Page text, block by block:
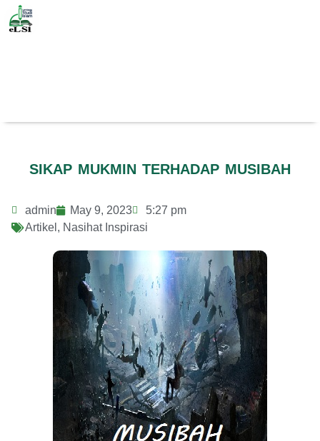
SIKAP MUKMIN TERHADAP MUSIBAH
admin May 9, 2023
5:27 pm
Artikel , Nasihat Inspirasi